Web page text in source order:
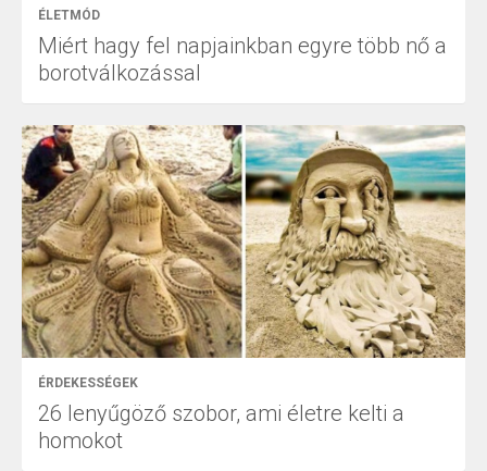
ÉLETMÓD
Miért hagy fel napjainkban egyre több nő a
borotválkozással
ÉRDEKESSÉGEK
26 lenyűgöző szobor, ami életre kelti a
homokot